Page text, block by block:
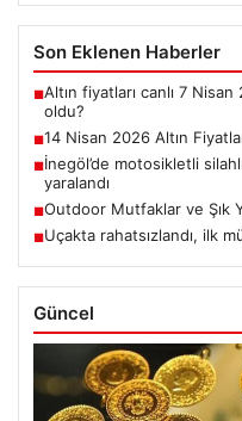
Son Eklenen Haberler
■Altın fiyatları canlı 7
oldu?
■14 Nisan 2026 Altın
■İnegöl’de motosikletli
yaralandı
■Outdoor Mutfaklar ve Şık
■Uçakta rahatsızlandı, ilk
Güncel